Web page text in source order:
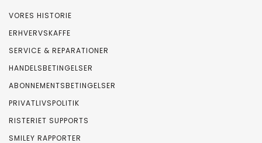
VORES HISTORIE
ERHVERVSKAFFE
SERVICE & REPARATIONER
HANDELSBETINGELSER
ABONNEMENTSBETINGELSER
PRIVATLIVSPOLITIK
RISTERIET SUPPORTS
SMILEY RAPPORTER